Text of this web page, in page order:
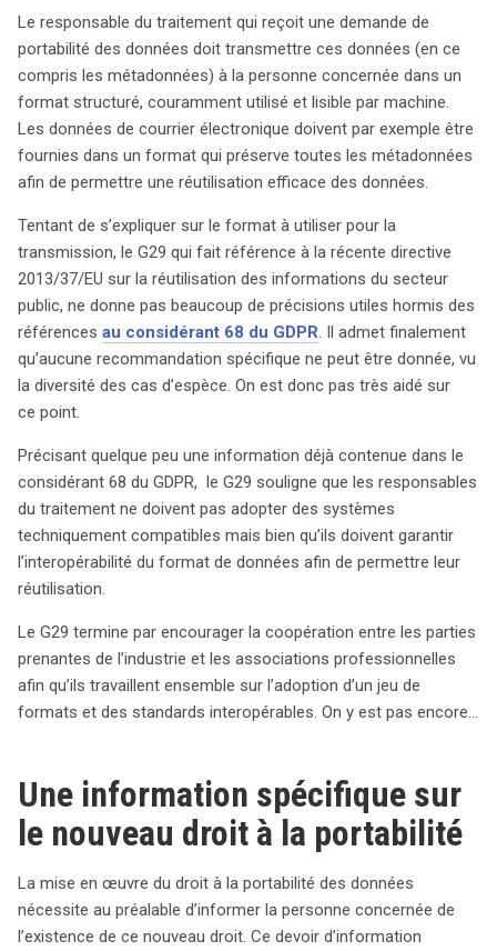
Le responsable du traitement qui reçoit une demande de
portabilité des données doit transmettre ces données (en ce
compris les métadonnées) à la personne concernée dans un
format structuré, couramment utilisé et lisible par machine.
Les données de courrier électronique doivent par exemple être
fournies dans un format qui préserve toutes les métadonnées
afin de permettre une réutilisation efficace des données.
Tentant de s’expliquer sur le format à utiliser pour la
transmission, le G29 qui fait référence à la récente directive
2013/37/EU sur la réutilisation des informations du secteur
public, ne donne pas beaucoup de précisions utiles hormis des
références au considérant 68 du GDPR. Il admet finalement
qu’aucune recommandation spécifique ne peut être donnée, vu
la diversité des cas d’espèce. On est donc pas très aidé sur
ce point.
Précisant quelque peu une information déjà contenue dans le
considérant 68 du GDPR, le G29 souligne que les responsables
du traitement ne doivent pas adopter des systèmes
techniquement compatibles mais bien qu’ils doivent garantir
l’interopérabilité du format de données afin de permettre leur
réutilisation.
Le G29 termine par encourager la coopération entre les parties
prenantes de l’industrie et les associations professionnelles
afin qu’ils travaillent ensemble sur l’adoption d’un jeu de
formats et des standards interopérables. On y est pas encore…
Une information spécifique sur
le nouveau droit à la portabilité
La mise en œuvre du droit à la portabilité des données
nécessite au préalable d’informer la personne concernée de
l’existence de ce nouveau droit. Ce devoir d’information